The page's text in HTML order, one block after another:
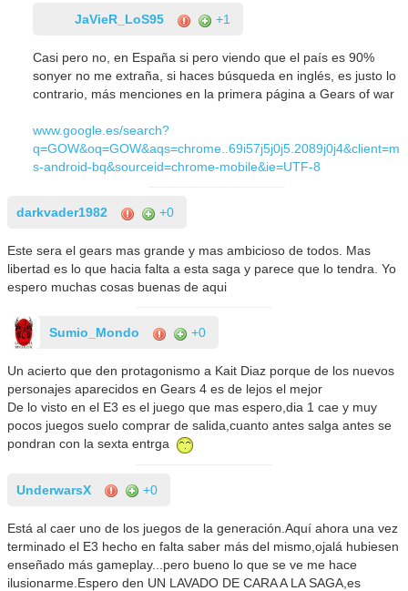
JaVieR_LoS95 +1
Casi pero no, en España si pero viendo que el país es 90%
sonyer no me extraña, si haces búsqueda en inglés, es justo lo
contrario, más menciones en la primera página a Gears of war
www.google.es/search?
q=GOW&oq=GOW&aqs=chrome..69i57j5j0j5.2089j0j4&client=m
s-android-bq&sourceid=chrome-mobile&ie=UTF-8
darkvader1982 +0
Este sera el gears mas grande y mas ambicioso de todos. Mas
libertad es lo que hacia falta a esta saga y parece que lo tendra. Yo
espero muchas cosas buenas de aqui
Sumio_Mondo +0
Un acierto que den protagonismo a Kait Diaz porque de los nuevos
personajes aparecidos en Gears 4 es de lejos el mejor
De lo visto en el E3 es el juego que mas espero,dia 1 cae y muy
pocos juegos suelo comprar de salida,cuanto antes salga antes se
pondran con la sexta entrga
UnderwarsX +0
Está al caer uno de los juegos de la generación.Aquí ahora una vez
terminado el E3 hecho en falta saber más del mismo,ojalá hubiesen
enseñado más gameplay...pero bueno lo que se ve me hace
ilusionarme.Espero den UN LAVADO DE CARA A LA SAGA,es